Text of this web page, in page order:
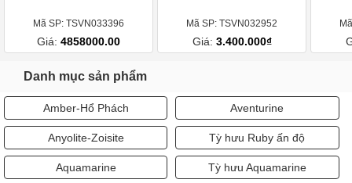
Mã SP: TSVN033396
Giá: 4858000.00
Mã SP: TSVN032952
Giá: 3.400.000₫
Danh mục sản phẩm
Amber-Hổ Phách Aventurine
Anyolite-Zoisite Tỳ hưu Ruby ấn độ
Aquamarine Tỳ hưu Aquamarine